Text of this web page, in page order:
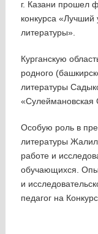
г. Казани прошел
конкурса «Лучший
литературы».
Курганскую
родного
литературы
«Сулеймановская
Особую роль в
литературы
работе и
обучающихся.
и
педагог на